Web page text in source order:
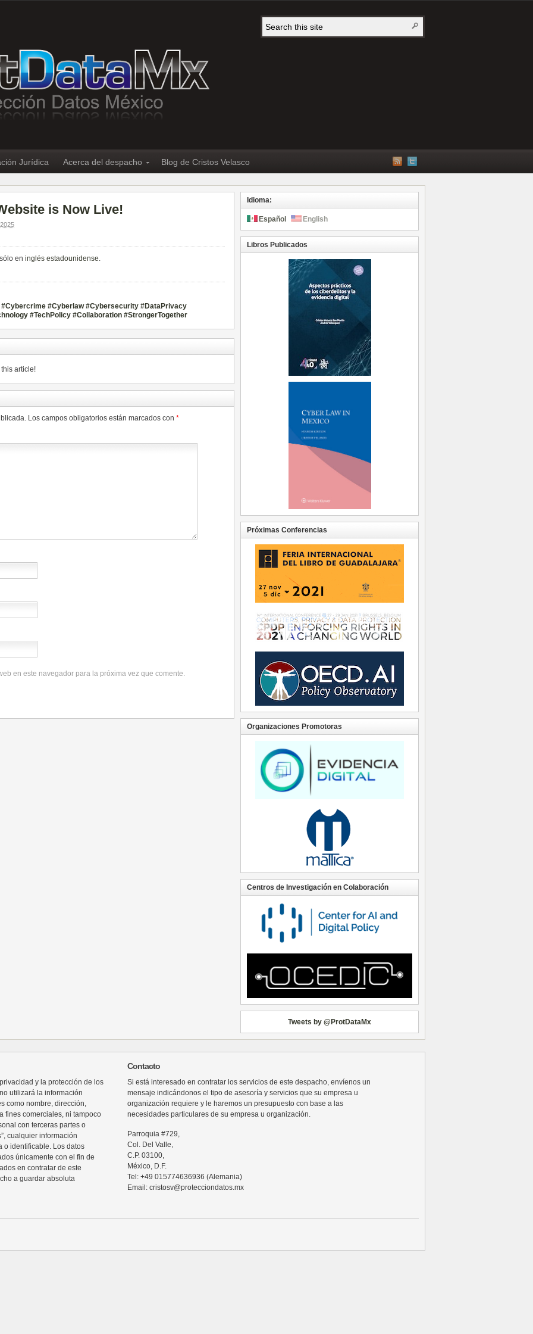
Jurídica Acerca del despacho Blog de Cristos Velasco
is Now Live!
en inglés estadounidense.
#Cyberlaw #Cybersecurity #DataPrivacy
#TechPolicy #Collaboration #StrongerTogether
article!
Los campos obligatorios están marcados con *
en este navegador para la próxima vez que comente.
Idioma:
Español English
Libros Publicados
Próximas Conferencias
Organizaciones Promotoras
Centros de Investigación en Colaboración
Tweets by @ProtDataMx
y la protección de los
utilizará la información
como nombre, dirección,
fines comerciales, ni tampoco
con terceras partes o
cualquier información
o identificable. Los datos
únicamente con el fin de
en contratar de este
a guardar absoluta
Contacto
Si está interesado en contratar los servicios de este despacho, envíenos un
mensaje indicándonos el tipo de asesoría y servicios que su empresa u
organización requiere y le haremos un presupuesto con base a las
necesidades particulares de su empresa u organización.
Parroquia #729,
Col. Del Valle,
C.P. 03100,
México, D.F.
Tel: +49 015774636936 (Alemania)
Email: cristosv@protecciondatos.mx